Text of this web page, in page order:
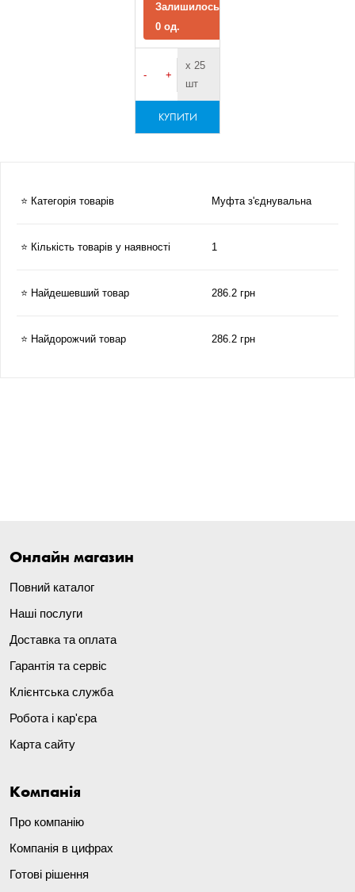
Залишилось
0 од.
- +
х 25
шт
КУПИТИ
⭐ Категорія товарів Муфта з'єднувальна
⭐ Кількість товарів у наявності 1
⭐ Найдешевший товар 286.2 грн
⭐ Найдорожчий товар 286.2 грн
Онлайн магазин
Повний каталог
Наші послуги
Доставка та оплата
Гарантія та сервіс
Клієнтська служба
Робота і кар'єра
Карта сайту
Компанія
Про компанію
Компанія в цифрах
Готові рішення